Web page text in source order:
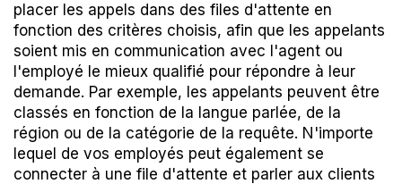
placer les appels dans des files d'attente en
fonction des critères choisis, afin que les appelants
soient mis en communication avec l'agent ou
l'employé le mieux qualifié pour répondre à leur
demande. Par exemple, les appelants peuvent être
classés en fonction de la langue parlée, de la
région ou de la catégorie de la requête. N'importe
lequel de vos employés peut également se
connecter à une file d'attente et parler aux clients